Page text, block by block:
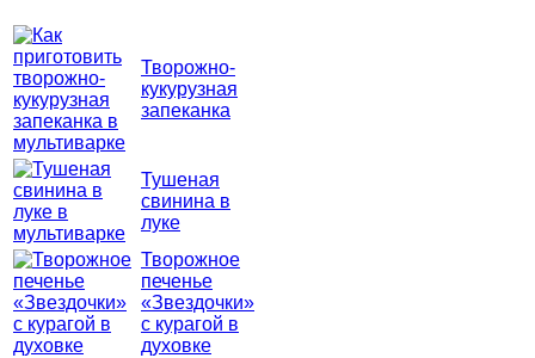
Творожно-
кукурузная
запеканка
Тушеная
свинина в
луке
Творожное
печенье
«Звездочки»
с курагой в
духовке